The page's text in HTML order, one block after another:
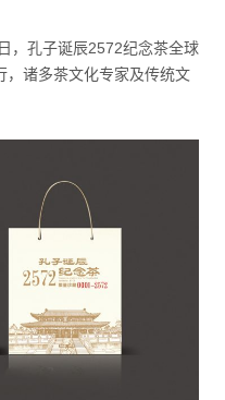
，孔子诞辰2572纪念茶全球
，诸多茶文化专家及传统文